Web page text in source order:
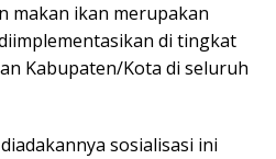
makan ikan merupakan
di tingkat
Kabupaten/Kota di seluruh
sosialisasi ini